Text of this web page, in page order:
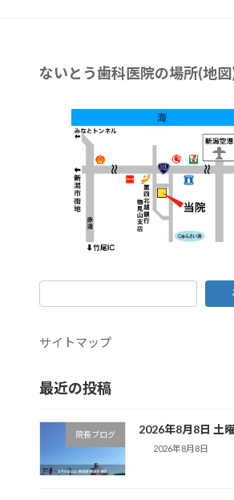
ないとう歯科医院の場所(地
サイトマップ
最近の投稿
院長ブログ 2026年8月8日 土
2026年8月8日